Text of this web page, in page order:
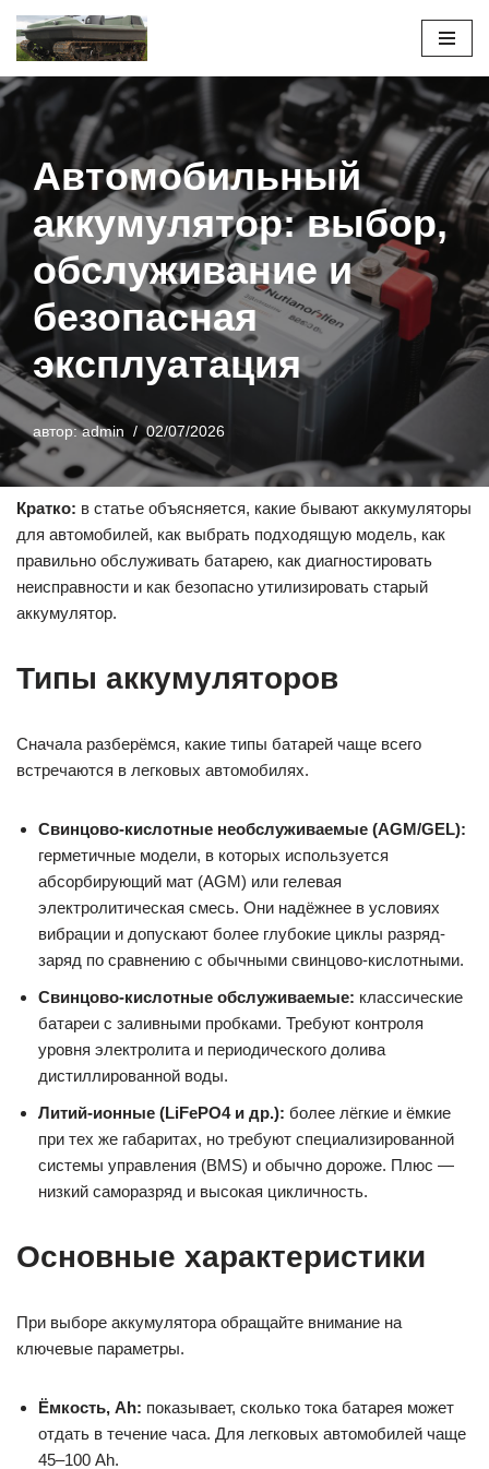
Перейти
к
содержимому
Автомобильный
аккумулятор: выбор,
обслуживание и
безопасная
эксплуатация
автор:admin 02/07/2026
Кратко: в статье объясняется, какие бывают аккумуляторы
для автомобилей, как выбрать подходящую модель, как
правильно обслуживать батарею, как диагностировать
неисправности и как безопасно утилизировать старый
аккумулятор.
Типы аккумуляторов
Сначала разберёмся, какие типы батарей чаще всего
встречаются в легковых автомобилях.
Свинцово-кислотные необслуживаемые (AGM/GEL):
герметичные модели, в которых используется
абсорбирующий мат (AGM) или гелевая
электролитическая смесь. Они надёжнее в условиях
вибрации и допускают более глубокие циклы разряд-
заряд по сравнению с обычными свинцово-кислотными.
Свинцово-кислотные обслуживаемые: классические
батареи с заливными пробками. Требуют контроля
уровня электролита и периодического долива
дистиллированной воды.
Литий-ионные (LiFePO4 и др.): более лёгкие и ёмкие
при тех же габаритах, но требуют специализированной
системы управления (BMS) и обычно дороже. Плюс —
низкий саморазряд и высокая цикличность.
Основные характеристики
При выборе аккумулятора обращайте внимание на
ключевые параметры.
Ёмкость, Ah: показывает, сколько тока батарея может
отдать в течение часа. Для легковых автомобилей чаще
45–100 Ah.